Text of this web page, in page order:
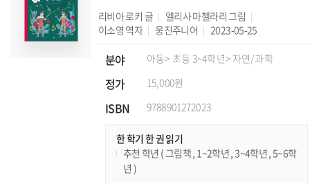
리비아 로키 글 엘리사 마첼라리그림
이소영 역자 웅진주니어 2023-05-25
분야 아동> 초등 3~4학년> 자연/과학
정가 15,000원
ISBN 9788901272023
한 학기 한 권 읽기
추천 학년 ( 그림책 , 1~2학년 , 3~4학년 , 5~6학
년 )